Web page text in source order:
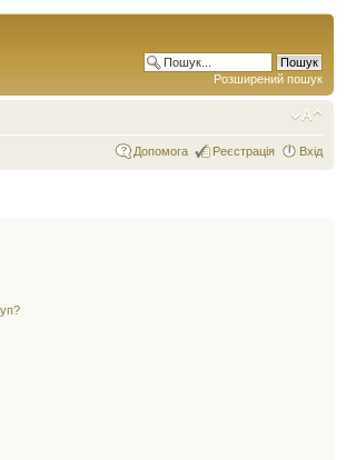
Розширений пошук
Допомога Реєстрація Вхід